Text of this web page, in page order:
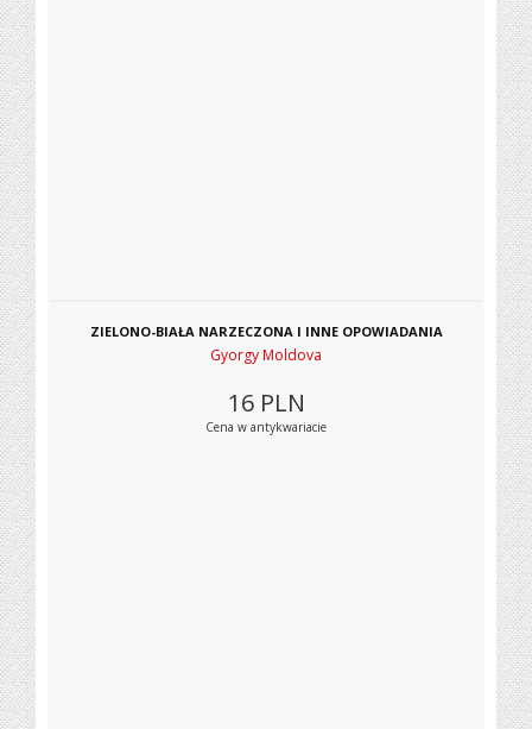
ZIELONO-BIAŁA NARZECZONA I INNE OPOWIADANIA
Gyorgy Moldova
16 PLN
Cena w antykwariacie